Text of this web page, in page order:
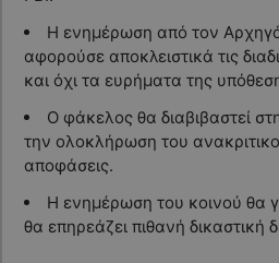
Η ενημέρωση από τον
αφορούσε αποκλειστικά τις
και όχι τα ευρήματα της
Ο φάκελος θα διαβιβαστεί
την ολοκλήρωση του
αποφάσεις.
Η ενημέρωση του κοινού θα
θα επηρεάζει πιθανή δικαστική